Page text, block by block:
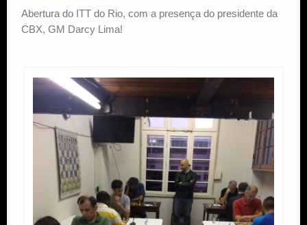
Abertura do ITT do Rio, com a presença do presidente da
CBX, GM Darcy Lima!